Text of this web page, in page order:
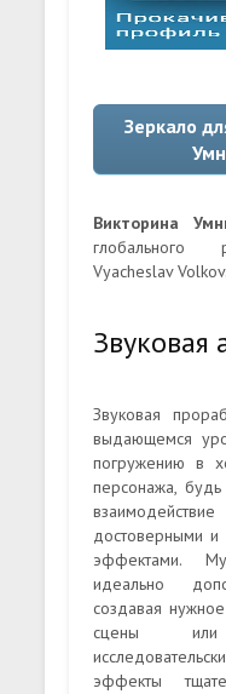
Зеркало
Викторина
глобального
Vyacheslav Volkov.
Звуковая
Звуковая
выдающемся
погружению в
персонажа,
достоверными и
эффектами.
идеально
создавая
сцены
эффекты